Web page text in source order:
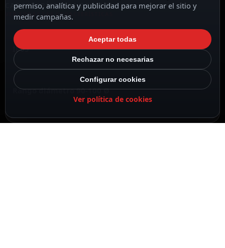
CARACTERÍSTICAS DESTACADAS
VER TODAS LAS CARACTERÍSTICAS
Compatible con BOX-403017-IP65 y BOX-403022-
IP65
Rango diámetro 90-100 Ø
permiso, analítica y publicidad para mejorar el sitio y
medir campañas.
Aceptar todas
Rechazar no necesarias
Configurar cookies
Ver política de cookies